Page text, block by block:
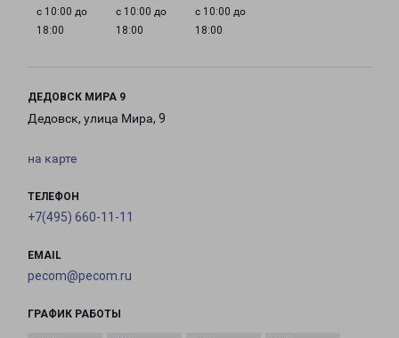
с 10:00 до
18:00
с 10:00 до
18:00
с 10:00 до
18:00
ДЕДОВСК МИРА 9
Дедовск, улица Мира, 9
на карте
ТЕЛЕФОН
+7(495) 660-11-11
EMAIL
pecom@pecom.ru
ГРАФИК РАБОТЫ